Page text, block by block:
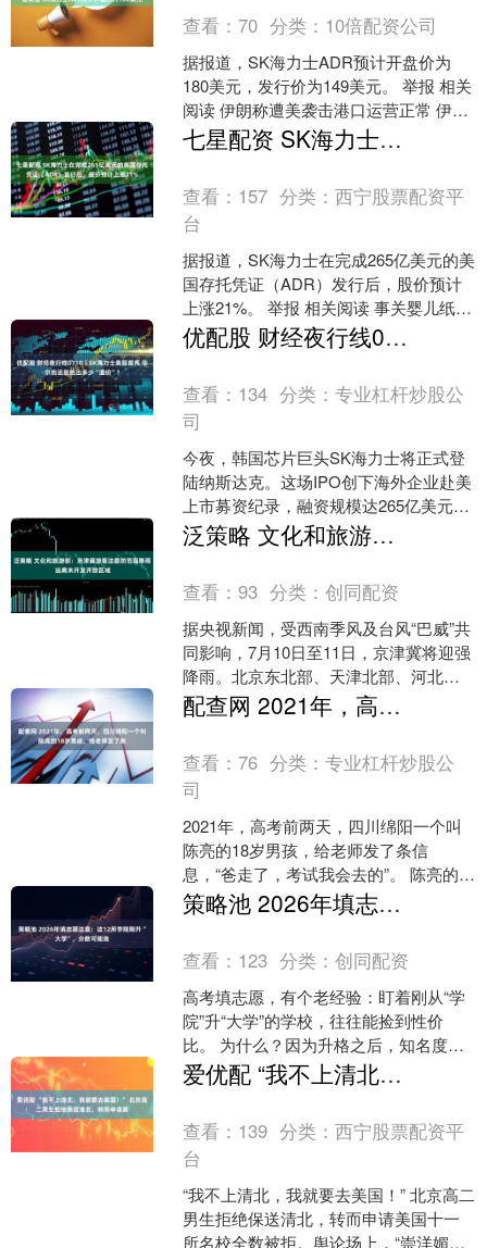
查看：70 分类： 10倍配资公司
据报道，SK海力士ADR预计开盘价为
180美元，发行价为149美元。 举报 相关
阅读 伊朗称遭美袭击港口运营正常 伊朗
称遭美袭击港口运营正常 579 06-27....
七星配资 SK海力士在完成265亿美元的美国存托凭证（ADR）发行后，股价预计上涨21%
查看： 157 分类：西宁股票配资平
台
据报道，SK海力士在完成265亿美元的美
国存托凭证（ADR）发行后，股价预计
上涨21%。 举报 相关阅读 事关婴儿纸尿
裤，中国造纸协会发声明 事关婴儿纸尿
裤，中....
优配股 财经夜行线0710丨SK海力士美股首秀 华尔街还能给出多少“溢价”？
查看： 134 分类：专业杠杆炒股公
司
今夜，韩国芯片巨头SK海力士将正式登
陆纳斯达克。这场IPO创下海外企业赴美
上市募资纪录，融资规模达265亿美元，
发行阶段收获7倍超额认购，为华尔街带
来了一场罕见....
泛策略 文化和旅游部：京津冀游客注意防范强降雨 远离未开发开放区域
查看：93 分类：创同配资
据央视新闻，受西南季风及台风“巴威”共
同影响，7月10日至11日，京津冀将迎强
降雨。北京东北部、天津北部、河北东
北部局地累计雨量可达300~350毫米，最
大小时....
配查网 2021年，高考前两天，四川绵阳一个叫陈亮的18岁男孩，给老师发了条
查看：76 分类：专业杠杆炒股公
司
2021年，高考前两天，四川绵阳一个叫
陈亮的18岁男孩，给老师发了条信
息，“爸走了，考试我会去的”。 陈亮的成
长之路，一直都比普通孩子坎坷许多，
在他年纪很小时，....
策略池 2026年填志愿注意：这12所学院刚升“大学”，分数可能涨
查看： 123 分类：创同配资
高考填志愿，有个老经验：盯着刚从“学
院”升“大学”的学校，往往能捡到性价
比。 为什么？因为升格之后，知名度上
去了，分数线大概率跟着涨。今年赶上
就是第一波，等大家....
爱优配 “我不上清北，我就要去美国！” 北京高二男生拒绝保送清北，转而申请美
查看： 139 分类：西宁股票配资平
台
“我不上清北，我就要去美国！” 北京高二
男生拒绝保送清北，转而申请美国十一
所名校全数被拒。舆论场上，“崇洋媚